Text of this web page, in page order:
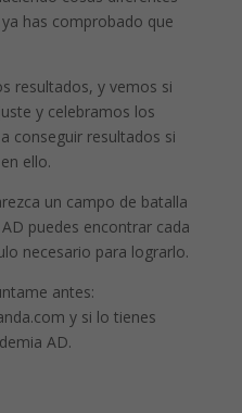
has comprobado que
resultados, y vemos si
y celebramos los
conseguir resultados si
ello.
un campo de batalla
puedes encontrar cada
necesario para lograrlo.
antes:
y si lo tienes
AD.